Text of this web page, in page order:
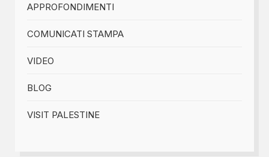
APPROFONDIMENTI
COMUNICATI STAMPA
VIDEO
BLOG
VISIT PALESTINE